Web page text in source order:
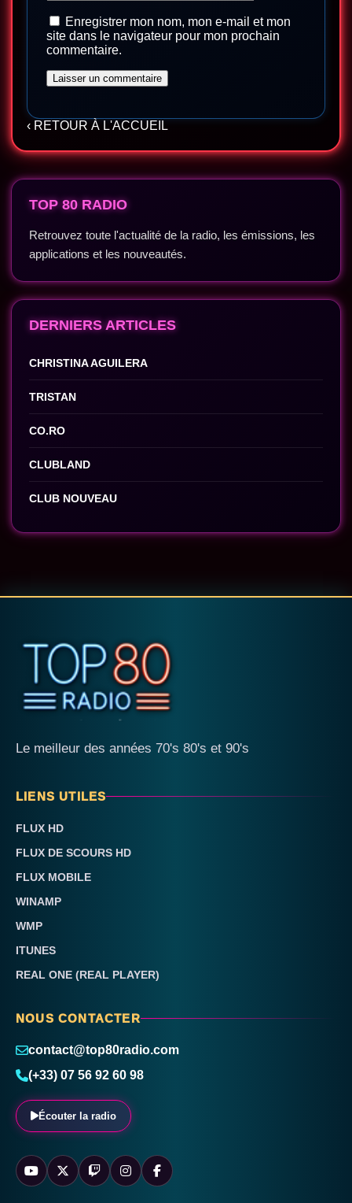
Enregistrer mon nom, mon e-mail et mon
site dans le navigateur pour mon prochain
commentaire.
‹ RETOUR À L'ACCUEIL
TOP 80 RADIO
Retrouvez toute l'actualité de la radio, les émissions, les
applications et les nouveautés.
DERNIERS ARTICLES
CHRISTINA AGUILERA
TRISTAN
CO.RO
CLUBLAND
CLUB NOUVEAU
Le meilleur des années 70's 80's et 90's
LIENS UTILES
FLUX HD
FLUX DE SCOURS HD
FLUX MOBILE
WINAMP
WMP
ITUNES
REAL ONE (REAL PLAYER)
NOUS CONTACTER
contact@top80radio.com
(+33) 07 56 92 60 98
Écouter la radio